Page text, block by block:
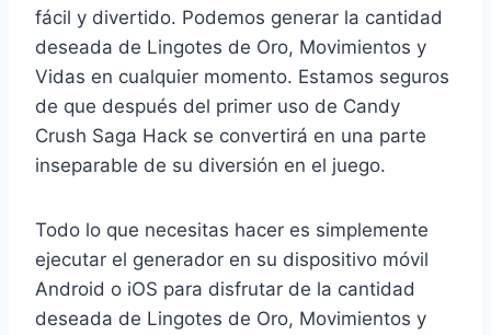
fácil y divertido. Podemos generar la cantidad
deseada de Lingotes de Oro, Movimientos y
Vidas en cualquier momento. Estamos seguros
de que después del primer uso de Candy
Crush Saga Hack se convertirá en una parte
inseparable de su diversión en el juego.
Todo lo que necesitas hacer es simplemente
ejecutar el generador en su dispositivo móvil
Android o iOS para disfrutar de la cantidad
deseada de Lingotes de Oro, Movimientos y